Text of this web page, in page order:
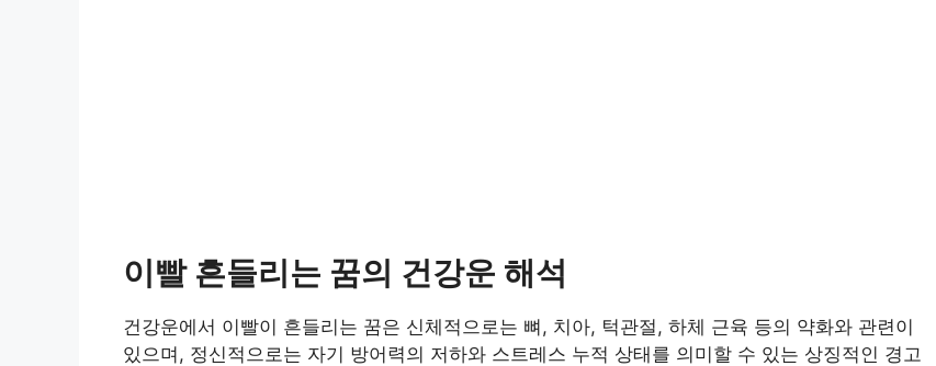
이빨 흔들리는 꿈의 건강운 해석
건강운에서 이빨이 흔들리는 꿈은 신체적으로는 뼈, 치아, 턱관절, 하체 근육 등의 약화와 관련이
있으며, 정신적으로는 자기 방어력의 저하와 스트레스 누적 상태를 의미할 수 있는 상징적인 경고